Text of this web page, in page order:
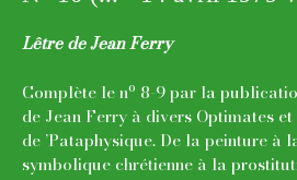
Lêtre de Jean Ferry
Complète le no 8-9 par la
de Jean Ferry à divers Optimates
de ’Pataphysique. De la peinture à
symbolique chrétienne à la